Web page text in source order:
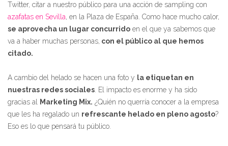
Twitter, citar a nuestro público para una acción de sampling con
azafatas en Sevilla , en la Plaza de España. Como hace mucho calor,
se aprovecha un lugar concurrido en el que ya sabemos que
va a haber muchas personas, con el público al que hemos
citado.
A cambio del helado se hacen una foto y la etiquetan en
nuestras redes sociales . El impacto es enorme y ha sido
gracias al
Marketing Mix. ¿Quién no querría conocer a la empresa
que les ha regalado un refrescante helado en pleno agosto?
Eso es lo que pensará tu público.